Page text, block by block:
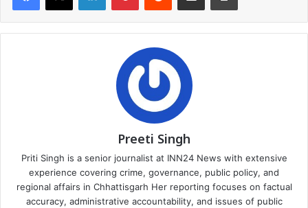
Preeti Singh
Priti Singh is a senior journalist at INN24 News with extensive
experience covering crime, governance, public policy, and
regional affairs in Chhattisgarh Her reporting focuses on factual
accuracy, administrative accountability, and issues of public